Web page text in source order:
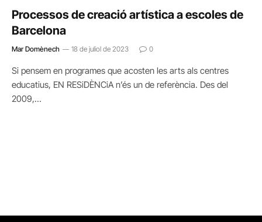
Processos de creació artística a escoles de
Barcelona
Mar Domènech 18 de juliol de 2023 0
Si pensem en programes que acosten les arts als centres
educatius, EN RESiDÈNCiA n’és un de referència. Des del
2009,…